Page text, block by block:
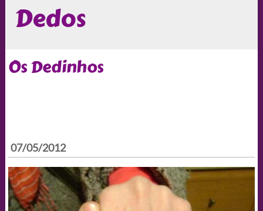
Dedos
Os Dedinhos
07/05/2012